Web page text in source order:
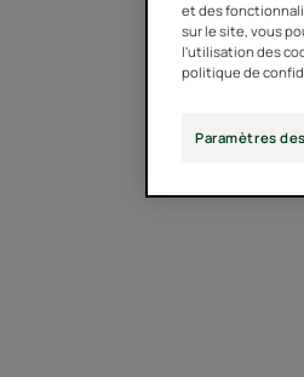
et des
sur le site, vous
l'utilisation des
politique de
Paramètres